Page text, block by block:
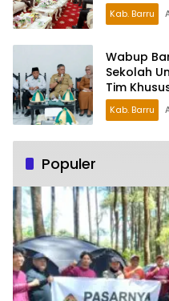
Kab. Barru
Wabup
Sekolah
Tim
Kab. Barru
Populer